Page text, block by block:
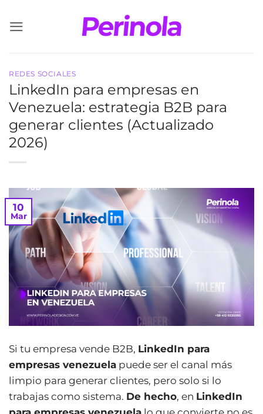
REDES SOCIALES
LinkedIn para empresas en
Venezuela: estrategia B2B para
generar clientes (Actualizado
2026)
10
Mar
Si tu empresa vende B2B, LinkedIn para
empresas venezuela puede ser el canal más
limpio para generar clientes, pero solo si lo
trabajas como sistema. De hecho, en LinkedIn